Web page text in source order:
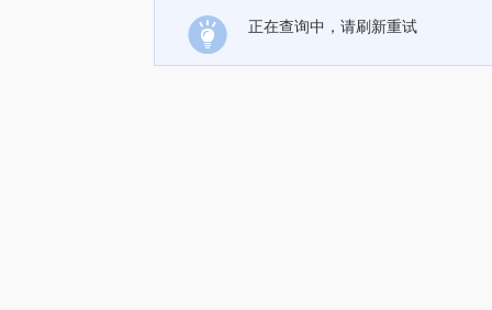
正在查询中，请刷新重试